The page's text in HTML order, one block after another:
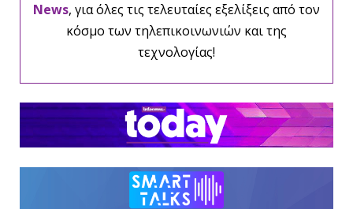
News, για όλες τις τελευταίες εξελίξεις από τον
κόσμο των τηλεπικοινωνιών και της
τεχνολογίας!